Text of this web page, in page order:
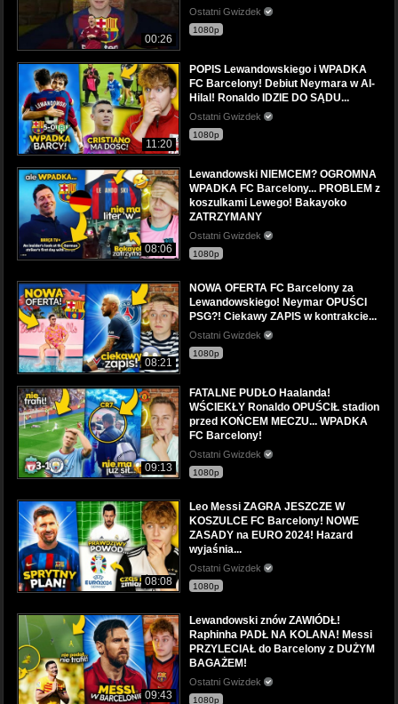
00:26
Ostatni Gwizdek
1080p
11:20
POPIS Lewandowskiego i WPADKA
FC Barcelony! Debiut Neymara w Al-
Hilal! Ronaldo IDZIE DO SĄDU...
Ostatni Gwizdek
1080p
08:06
Lewandowski NIEMCEM? OGROMNA
WPADKA FC Barcelony... PROBLEM z
koszulkami Lewego! Bakayoko
ZATRZYMANY
Ostatni Gwizdek
1080p
08:21
NOWA OFERTA FC Barcelony za
Lewandowskiego! Neymar OPUŚCI
PSG?! Ciekawy ZAPIS w kontrakcie...
Ostatni Gwizdek
1080p
09:13
FATALNE PUDŁO Haalanda!
WŚCIEKŁY Ronaldo OPUŚCIŁ stadion
przed KOŃCEM MECZU... WPADKA
FC Barcelony!
Ostatni Gwizdek
1080p
08:08
Leo Messi ZAGRA JESZCZE W
KOSZULCE FC Barcelony! NOWE
ZASADY na EURO 2024! Hazard
wyjaśnia...
Ostatni Gwizdek
1080p
09:43
Lewandowski znów ZAWIÓDŁ!
Raphinha PADŁ NA KOLANA! Messi
PRZYLECIAŁ do Barcelony z DUŻYM
BAGAŻEM!
Ostatni Gwizdek
1080p